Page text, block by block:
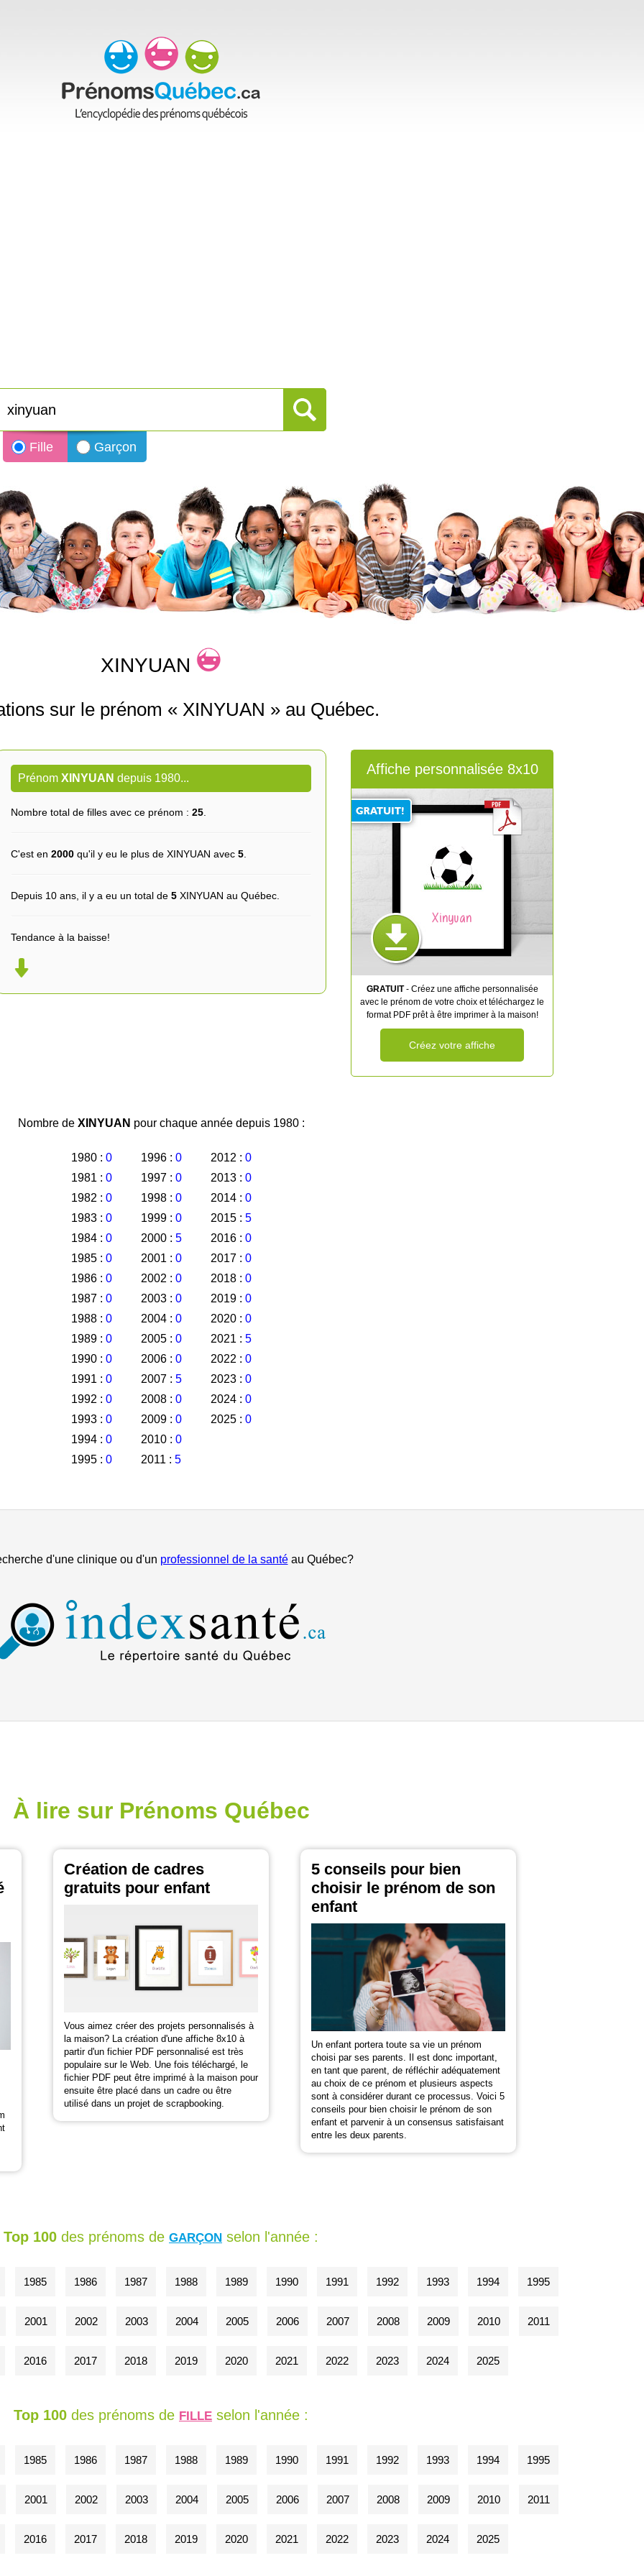
Fille Garçon
XINYUAN
sur le prénom « XINYUAN » au Québec.
Prénom XINYUAN depuis 1980...
Nombre total de filles avec ce prénom : 25
C'est en 2000 qu'il y eu le plus de XINYUAN avec 5
Depuis 10 ans, il y a eu un total de 5 XINYUAN au Québec.
Tendance à la baisse!
Affiche personnalisée 8x10
Xinyuan
GRATUIT- Créez une affiche personnalisée
avec le prénom de votre choix et téléchargez le
format PDF prêt à être imprimer à la maison!
Créez votre affiche
Nombre de XINYUAN pour chaque année depuis 1980 :
1980 : 0
1981 : 0
1982 : 0
1983 : 0
1984 : 0
1985 : 0
1986 : 0
1987 : 0
1988 : 0
1989 : 0
1990 : 0
1991 : 0
1992 : 0
1993 : 0
1994 : 0
1995 : 0
1996 : 0
1997 : 0
1998 : 0
1999 : 0
2000 : 5
2001 : 0
2002 : 0
2003 : 0
2004 : 0
2005 : 0
2006 : 0
2007 : 5
2008 : 0
2009 : 0
2010 : 0
2011 : 5
2012 : 0
2013 : 0
2014 : 0
2015 : 5
2016 : 0
2017 : 0
2018 : 0
2019 : 0
2020 : 0
2021 : 5
2022 : 0
2023 : 0
2024 : 0
2025 : 0
d'une clinique ou d'un professionnel de la santéau Québec?
À lire sur Prénoms Québec
Création de cadres
gratuits pour enfant
Vous aimez créer des projets personnalisés à
la maison? La création d'une affiche 8x10 à
partir d'un fichier PDF personnalisé est très
populaire sur le Web. Une fois téléchargé, le
fichier PDF peut être imprimé à la maison pour
ensuite être placé dans un cadre ou être
utilisé dans un projet de scrapbooking.
5 conseils pour bien
choisir le prénom de son
enfant
Un enfant portera toute sa vie un prénom
choisi par ses parents. Il est donc important,
en tant que parent, de réfléchir adéquatement
au choix de ce prénom et plusieurs aspects
sont à considérer durant ce processus. Voici 5
conseils pour bien choisir le prénom de son
enfant et parvenir à un consensus satisfaisant
entre les deux parents.
Top 100 des prénoms de GARÇON selon l'année :
1985 1986 1987 1988 1989 1990 1991 1992 1993 1994 1995
2001 2002 2003 2004 2005 2006 2007 2008 2009 2010 2011
2016 2017 2018 2019 2020 2021 2022 2023 2024 2025
Top 100 des prénoms de FILLE selon l'année :
1985 1986 1987 1988 1989 1990 1991 1992 1993 1994 1995
2001 2002 2003 2004 2005 2006 2007 2008 2009 2010 2011
2016 2017 2018 2019 2020 2021 2022 2023 2024 2025